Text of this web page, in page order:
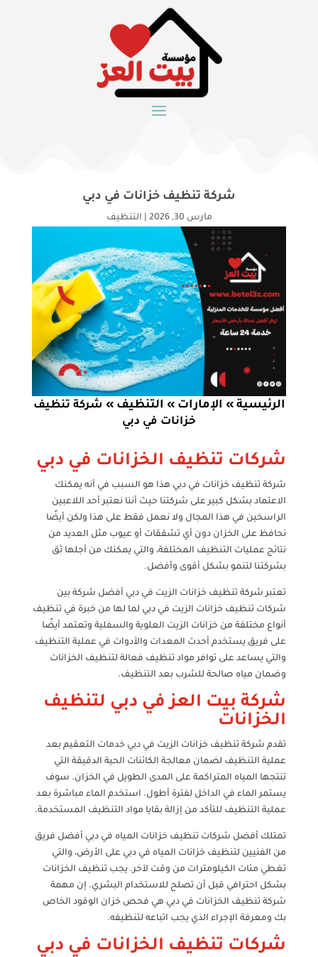
شركة تنظيف خزانات في دبي
مارس 30, 2026 التنظيف
الرئيسية » الإمارات » التنظيف » شركة تنظيف
خزانات في دبي
شركات تنظيف الخزانات في دبي
شركة تنظيف خزانات في دبي هذا هو السبب في أنه يمكنك
الاعتماد بشكل كبير على شركتنا حيث أننا نعتبر أحد اللاعبين
الراسخين في هذا المجال ولا نعمل فقط على هذا ولكن أيضًا
نحافظ على الخزان دون أي تشققات أو عيوب مثل العديد من
نتائج عمليات التنظيف المختلفة، والتي يمكنك من أجلها ثق
بشركتنا لتنمو بشكل أقوى وأفضل.
تعتبر شركة تنظيف خزانات الزيت في دبي أفضل شركة بين
شركات تنظيف خزانات الزيت في دبي لما لها من خبرة في تنظيف
أنواع مختلفة من خزانات الزيت العلوية والسفلية وتعتمد أيضًا
على فريق يستخدم أحدث المعدات والأدوات في عملية التنظيف
والتي يساعد على توافر مواد تنظيف فعالة لتنظيف الخزانات
وضمان مياه صالحة للشرب بعد التنظيف.
شركة بيت العز في دبي لتنظيف
الخزانات
تقدم شركة تنظيف خزانات الزيت في دبي خدمات التعقيم بعد
عملية التنظيف لضمان معالجة الكائنات الحية الدقيقة التي
تنتجها المياه المتراكمة على المدى الطويل في الخزان. سوف
يستمر الماء في الداخل لفترة أطول. استخدم الماء مباشرة بعد
عملية التنظيف للتأكد من إزالة بقايا مواد التنظيف المستخدمة.
تمتلك أفضل شركات تنظيف خزانات المياه في دبي أفضل فريق
من الفنيين لتنظيف خزانات المياه في دبي على الأرض، والتي
تغطي مئات الكيلومترات من وقت لآخر. يجب تنظيف الخزانات
بشكل احترافي قبل أن تصلح للاستخدام البشري. إن مهمة
شركة تنظيف الخزانات في دبي هي فحص خزان الوقود الخاص
بك ومعرفة الإجراء الذي يجب اتباعه لتنظيفه.
شركات تنظيف الخزانات في دبي